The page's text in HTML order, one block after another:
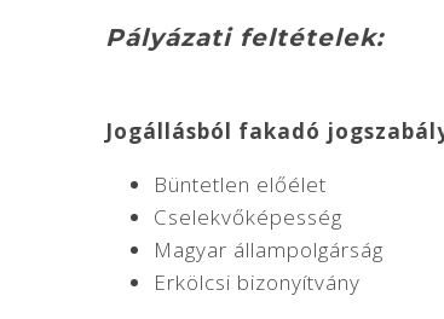
Pályázati feltételek:
Jogállásból fakadó
Büntetlen előélet
Cselekvőképesség
Magyar állampolgárság
Erkölcsi bizonyítvány